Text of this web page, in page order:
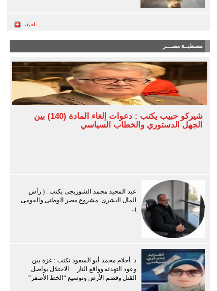
مصطبــة مصـــر
شيركو حبيب يكتب : دعوات إلغاء المادة (140) بين
الجهل الدستوري والخطاب السياسي
عبد المجيد محمد الشوربجى يكتب : ( رأس
المال البشرى .مشروع مصر الوطنى والقومى
)..
د. أحلام محمد أبو السعود تكتب : غزة بين
وعود التهدئة وواقع النار… الاحتلال يواصل
القتل وقضم الأرض وتوسيع “الخط الأصفر”